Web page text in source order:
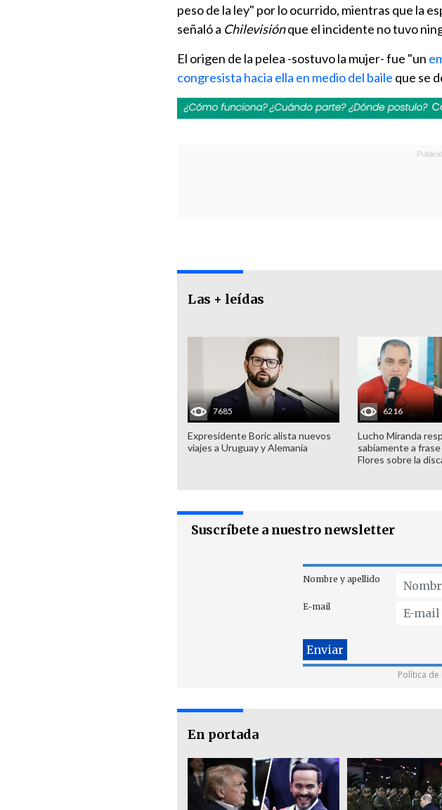
peso de la ley" por lo ocurrido, mientras que la
señaló a Chilevisiónque el incidente no tuvo
El origen de la pelea -sostuvo la mujer- fue "un
congresista hacia ella en medio del baile que se
Las + leídas
7685
Expresidente Boric alista nuevos
viajes a Uruguay y Alemania
6216
Lucho Miranda
sabiamente a frase
Flores sobre la
Suscríbete a nuestro newsletter
Nombre y apellido
E-mail
Política de
En portada